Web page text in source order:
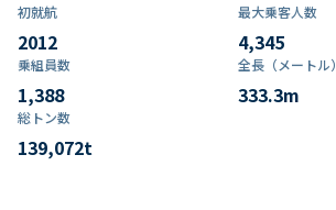
初就航
2012
最大乗客人数
4,345
乗組員数​
1,388
全長（メートル）
333.3m
総トン数​
139,072t